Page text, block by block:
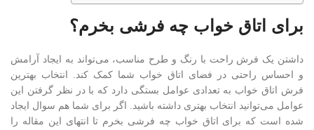
برای اتاق خواب چه فرشی بخرم؟
داشتن یک فرش راحت با رنگ و طرح مناسب، می‌تواند به ایجاد آرامش
و احساس راحتی در فضای اتاق خواب شما کمک کند. انتخاب بهترین
فرش اتاق خواب به تعدادی عوامل بستگی دارد که با در نظر گرفتن این
عوامل می‌توانید انتخاب بهتری داشته باشید. اگر برای شما هم سوال ایجاد
شده است که برای اتاق خواب چه فرشی بخرم تا انتهای این مقاله را